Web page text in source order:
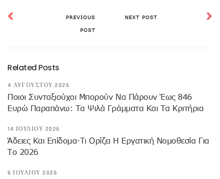
PREVIOUS
POST
NEXT POST
Related Posts
4 ΑΥΓΟΎΣΤΟΥ 2026
Ποιοι Συνταξιούχοι Μπορούν Να Πάρουν Έως 846
Ευρώ Παραπάνω: Τα Ψιλά Γράμματα Και Τα Κριτήρια
14 ΙΟΥΛΊΟΥ 2026
Άδειες Και Επίδομα-Τι Ορίζει Η Εργατική Νομοθεσία Για
Το 2026
6 ΙΟΥΛΊΟΥ 2026